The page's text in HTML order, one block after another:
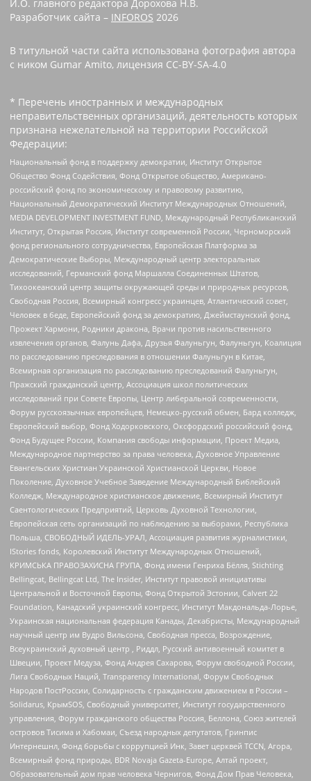
И.О. главного редактора Дорохова Н.В.
Разработчик сайта – INFOROS 2026
В титульной части сайта использована фотография автора
с ником Gumar Amito, лицензия CC-BY-SA-4.0
* Перечень иностранных и международных
неправительственных организаций, деятельность которых
признана нежелательной на территории Российской
Федерации:
Национальный фонд в поддержку демократии, Институт Открытое
Общество Фонд Содействия, Фонд Открытое общество, Американо-
российский фонд по экономическому и правовому развитию,
Национальный Демократический Институт Международных Отношений,
MEDIA DEVELOPMENT INVESTMENT FUND, Международный Республиканский
Институт, Открытая Россия, Институт современной России, Черноморский
фонд регионального сотрудничества, Европейская Платформа за
Демократические Выборы, Международный центр электоральных
исследований, Германский фонд Маршалла Соединенных Штатов,
Тихоокеанский центр защиты окружающей среды и природных ресурсов,
Свободная Россия, Всемирный конгресс украинцев, Атлантический совет,
Человек в беде, Европейский фонд за демократию, Джеймстаунский фонд,
Прожект Хармони, Родники дракона, Врачи против насильственного
извлечения органов, Фалунь Дафа, Друзья Фалуньгун, Фалуньгун, Коалиция
по расследованию преследования в отношении Фалуньгун в Китае,
Всемирная организация по расследованию преследований Фалуньгун,
Пражский гражданский центр, Ассоциация школ политических
исследований при Совете Европы, Центр либеральной современности,
Форум русскоязычных европейцев, Немецко-русский обмен, Бард колледж,
Европейский выбор, Фонд Ходорковского, Оксфордский российский фонд,
Фонд Будущее России, Компания свободы информации, Проект Медиа,
Международное партнерство за права человека, Духовное Управление
Евангельских Христиан Украинской Христианской Церкви, Новое
Поколение, Духовное Учебное Заведение Международный Библейский
Колледж, Международное христианское движение, Всемирный Институт
Саентологических Предприятий, Церковь Духовной Технологии,
Европейская сеть организаций по наблюдению за выборами, Республика
Польша, СВОБОДНЫЙ ИДЕЛЬ-УРАЛ, Ассоциация развития журналистики,
IStories fonds, Королевский Институт Международных Отношений,
КРИМСЬКА ПРАВОЗАХИСНА ГРУПА, Фонд имени Генриха Бёлля, Stichting
Bellingcat, Bellingcat Ltd, The Insider, Институт правовой инициативы
Центральной и Восточной Европы, Фонд Открытой Эстонии, Calvert 22
Foundation, Канадский украинский конгресс, Институт Макдональда-Лорье,
Украинская национальная федерация Канады, Декабристы, Международный
научный центр им Вудро Вильсона, Свободная пресса, Возрождение,
Всеукраинский духовный центр , Риддл, Русский антивоенный комитет в
Швеции, Проект Медуза, Фонд Андрея Сахарова, Форум свободной России,
Лига Свободных Наций, Transparеncy International, Форум Свободных
Народов ПостРоссии, Солидарность с гражданским движением в России –
Solidarus, КрымSOS, Свободный университет, Институт государственного
управления, Форум гражданского общества Россия, Беллона, Союз жителей
островов Тисима и Хабомаи, Съезд народных депутатов, Гринпис
Интернешнл, Фонд борьбы с коррупцией Инк, Завет церквей TCCN, Агора,
Всемирный фонд природы, BDR Novaja Gazeta-Europe, Алтай проект,
Образовательный дом прав человека Чернигов, Фонд Дом Прав Человека,